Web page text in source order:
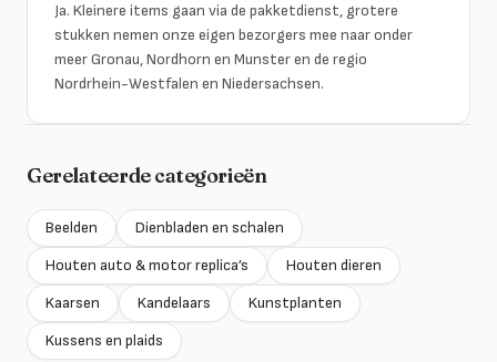
Ja. Kleinere items gaan via de pakketdienst, grotere
stukken nemen onze eigen bezorgers mee naar onder
meer Gronau, Nordhorn en Munster en de regio
Nordrhein-Westfalen en Niedersachsen.
Gerelateerde categorieën
Beelden
Dienbladen en schalen
Houten auto & motor replica’s
Houten dieren
Kaarsen
Kandelaars
Kunstplanten
Kussens en plaids